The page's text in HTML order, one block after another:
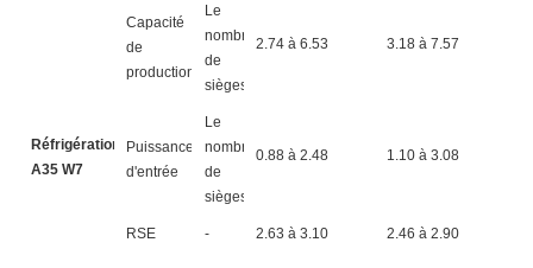
Réfrigération4
A35 W7
Capacité
de
production
Le
nombre
de
sièges
2.74 à 6.53 3.18 à 7.57
Puissance
d'entrée
Le
nombre
de
sièges
0.88 à 2.48 1.10 à 3.08
RSE - 2.63 à 3.10 2.46 à 2.90